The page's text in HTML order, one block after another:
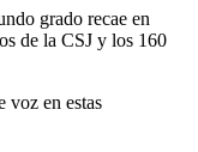
grado recae en
de la CSJ y los 160
voz en estas